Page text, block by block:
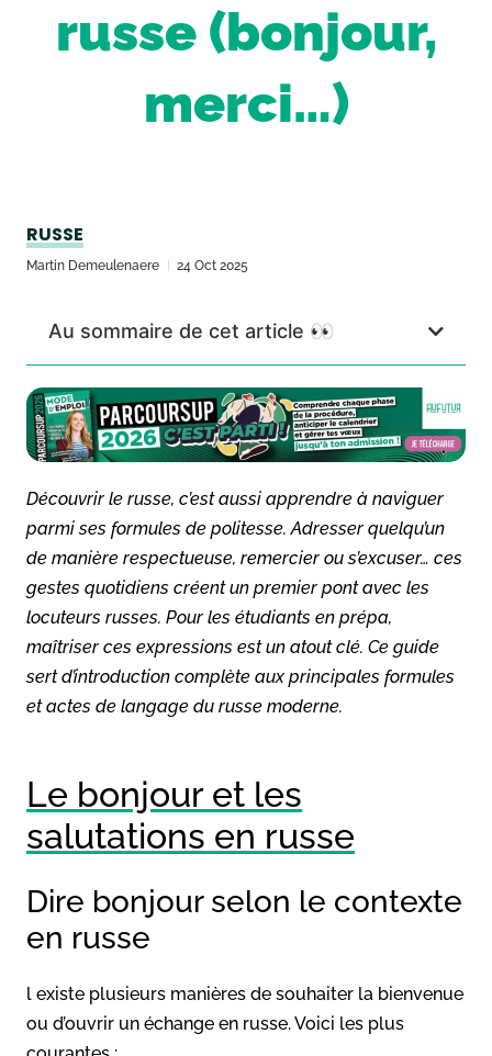
russe (bonjour,
merci…)
RUSSE
Martin Demeulenaere 24 Oct 2025
Au sommaire de cet article 👀
Découvrir le russe, c’est aussi apprendre à naviguer
parmi ses formules de politesse. Adresser quelqu’un
de manière respectueuse, remercier ou s’excuser… ces
gestes quotidiens créent un premier pont avec les
locuteurs russes. Pour les étudiants en prépa,
maîtriser ces expressions est un atout clé. Ce guide
sert d’introduction complète aux principales formules
et actes de langage du russe moderne.
Le bonjour et les
salutations en russe
Dire bonjour selon le contexte
en russe
l existe plusieurs manières de souhaiter la bienvenue
ou d’ouvrir un échange en russe. Voici les plus